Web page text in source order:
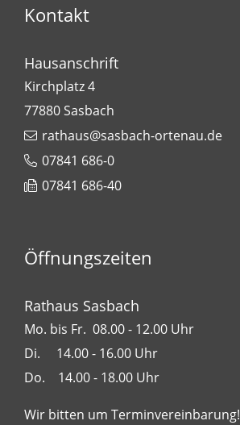
Kontakt
Hausanschrift
Kirchplatz 4
77880Sasbach
rathaus@sasbach-ortenau.de
07841 686-0
07841 686-40
Öffnungszeiten
Rathaus Sasbach
Mo. bis Fr. 08.00 - 12.00 Uhr
Di. 14.00 - 16.00 Uhr
Do. 14.00 - 18.00 Uhr
Wir bitten um Terminvereinbarung!